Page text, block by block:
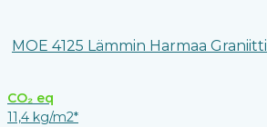
MOE 4125 Lämmin Harmaa Graniitti
CO₂ eq
11,4 kg/m2*